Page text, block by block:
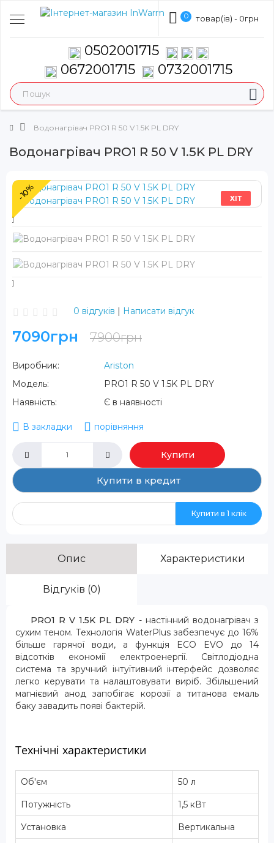
0 товар(ів) - 0грн
0502001715
0672001715
0732001715
Водонагрівач PRO1 R 50 V 1.5K PL DRY
Водонагрівач PRO1 R 50 V 1.5K PL DRY
ХІТ
-10%
0 відгуків | Написати відгук
7090грн 7900грн
Виробник:
Ariston
Модель:
PRO1 R 50 V 1.5K PL DRY
Наявність:
Є в наявності
В закладки порівняння
Купити
Купити в кредит
Купити в 1 клік
Опис Характеристики
Відгуків (0)
PRO1 R V 1.5K PL DRY - настінний водонагрівач з
сухим теном. Технологія WaterPlus забезпечує до 16%
більше гарячої води, а функція ECO EVO до 14
відсотків економії електроенергії. Світлодіодна
система та зручний інтуїтивний інтерфейс дозволяє
легко керувати та налаштовувати виріб. Збільшений
магнієвий анод запобігає корозії а титанова емаль
баку завадить появі бактерій.
Технічні характеристики
Об'єм 50 л
Потужність 1,5 кВт
Установка Вертикальна